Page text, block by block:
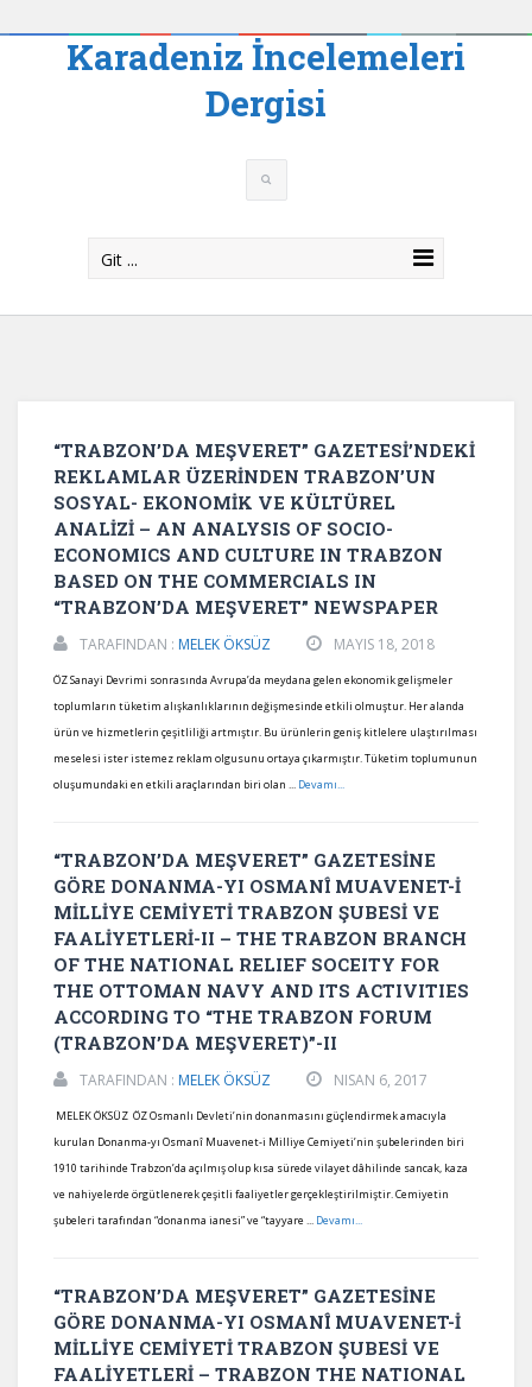
Karadeniz İncelemeleri
Dergisi
Git ...
“TRABZON’DA MEŞVERET” GAZETESİ’NDEKİ
REKLAMLAR ÜZERİNDEN TRABZON’UN
SOSYAL- EKONOMİK VE KÜLTÜREL
ANALİZİ – AN ANALYSIS OF SOCIO-
ECONOMICS AND CULTURE IN TRABZON
BASED ON THE COMMERCIALS IN
“TRABZON’DA MEŞVERET” NEWSPAPER
TARAFINDAN : MELEK ÖKSÜZ MAYIS 18, 2018
ÖZ Sanayi Devrimi sonrasında Avrupa’da meydana gelen ekonomik gelişmeler
toplumların tüketim alışkanlıklarının değişmesinde etkili olmuştur. Her alanda
ürün ve hizmetlerin çeşitliliği artmıştır. Bu ürünlerin geniş kitlelere ulaştırılması
meselesi ister istemez reklam olgusunu ortaya çıkarmıştır. Tüketim toplumunun
oluşumundaki en etkili araçlarından biri olan ... Devamı...
“TRABZON’DA MEŞVERET” GAZETESİNE
GÖRE DONANMA-YI OSMANÎ MUAVENET-İ
MİLLİYE CEMİYETİ TRABZON ŞUBESİ VE
FAALİYETLERİ-II – THE TRABZON BRANCH
OF THE NATIONAL RELIEF SOCEITY FOR
THE OTTOMAN NAVY AND ITS ACTIVITIES
ACCORDING TO “THE TRABZON FORUM
(TRABZON’DA MEŞVERET)”-II
TARAFINDAN : MELEK ÖKSÜZ NISAN 6, 2017
MELEK ÖKSÜZ ÖZ Osmanlı Devleti’nin donanmasını güçlendirmek amacıyla
kurulan Donanma-yı Osmanî Muavenet-i Milliye Cemiyeti’nin şubelerinden biri
1910 tarihinde Trabzon’da açılmış olup kısa sürede vilayet dâhilinde sancak, kaza
ve nahiyelerde örgütlenerek çeşitli faaliyetler gerçekleştirilmiştir. Cemiyetin
şubeleri tarafından “donanma ianesi” ve “tayyare ... Devamı...
“TRABZON’DA MEŞVERET” GAZETESİNE
GÖRE DONANMA-YI OSMANÎ MUAVENET-İ
MİLLİYE CEMİYETİ TRABZON ŞUBESİ VE
FAALİYETLERİ – TRABZON THE NATIONAL